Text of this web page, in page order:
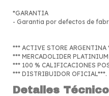
*GARANTIA
- Garantia por defectos de
*** ACTIVE STORE ARGENTINA
*** MERCADOLIDER
*** 100 % CALIFICACIONES
*** DISTRIBUIDOR OFICIAL***.
Detalles